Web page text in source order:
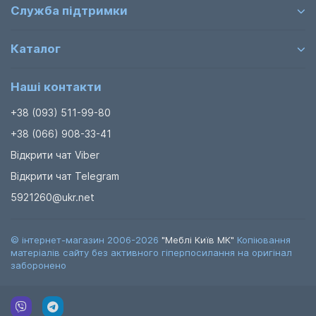
показати наскільки ефективно використовуватиметься
Приліжкові тумбочки
упаковках. Ми працюємо по всій Україні, і тому щоб
вирушають тільки в розібраному вигляді.
Длядитячих таборів
бюджетні тумби притулку
нас на сайті. На якість це не впливає, просто
використовується ДСП меншої товщини.
Для гуртожитків на нашому сайті ви знайдете все, що
Служба підтримки
Каталог
Наші контакти
+38 (093) 511-99-80
+38 (066) 908-33-41
Відкрити чат Viber
Відкрити чат Telegram
5921260@ukr.net
© інтернет-магазин 2006-2026 "Меблі Київ МК" Копіювання
матеріалів сайту без активного гіперпосилання на оригінал
заборонено